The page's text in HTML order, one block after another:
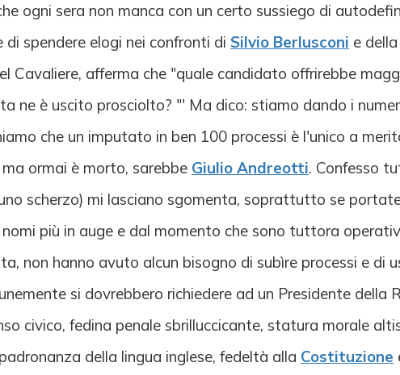
ogni sera non manca con un certo sussiego di
spendere elogi nei confronti di Silvio Berlusconi e
Cavaliere, afferma che "quale candidato offrirebbe
ne è uscito prosciolto? "' Ma dico: stiamo dando i
che un imputato in ben 100 processi è l'unico a
ormai è morto, sarebbe Giulio Andreotti. Confesso
scherzo) mi lasciano sgomenta, soprattutto se
più in auge e dal momento che sono tuttora
non hanno avuto alcun bisogno di subìre processi e
si dovrebbero richiedere ad un Presidente della
civico, fedina penale sbrilluccicante, statura morale
della lingua inglese, fedeltà alla Costituzione